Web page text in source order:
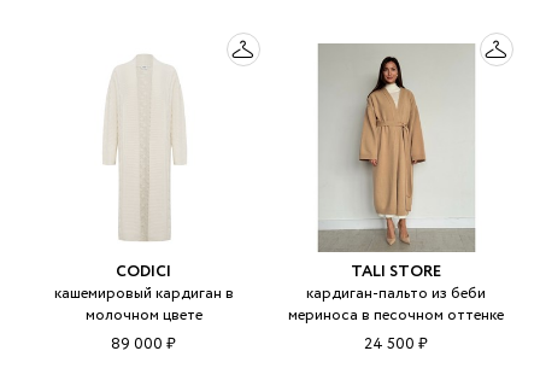
CODICI
кашемировый кардиган в
молочном цвете
89 000 ₽
TALI STORE
кардиган-пальто из беби
мериноса в песочном оттенке
24 500 ₽